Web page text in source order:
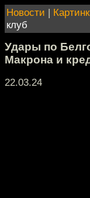
Новости |
клуб
Удары по
Макрона и
22.03.24